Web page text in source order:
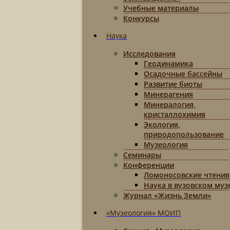
Учебные материалы
Конкурсы
Наука
Исследования
Геодинамика
Осадочные бассейны
Развитие биоты
Минерагения
Минералогия,
кристаллохимия
Экология,
природопользование
Музеология
Семинары
Конференции
Ломоносовские чтения
Наука в вузовском
Журнал «Жизнь Земли»
«Музеология» МОИП